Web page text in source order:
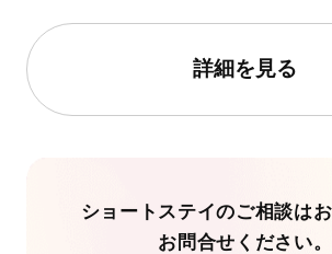
詳細を見る
ショートステイのご相談は
お問合せください。